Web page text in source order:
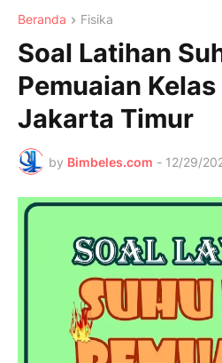
Beranda Fisika
Soal Latihan
Pemuaian
Jakarta Timur
by Bimbeles.com - 12/29/